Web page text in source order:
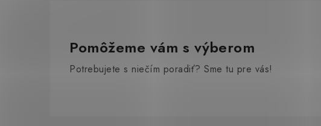
Pomôžeme vám s výberom
Potrebujete s niečím poradiť? Sme tu pre vás!